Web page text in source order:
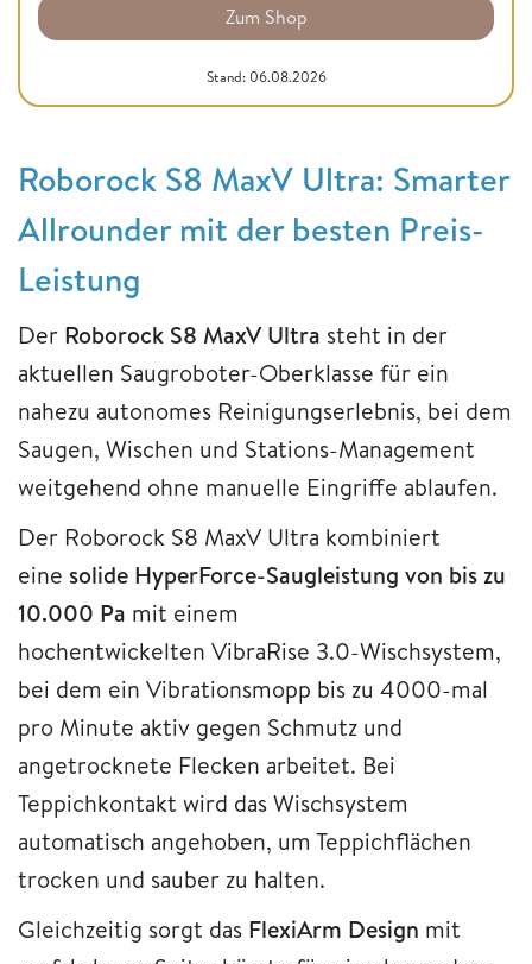
Zum Shop
Stand: 06.08.2026
Roborock S8 MaxV Ultra: Smarter
Allrounder mit der besten Preis-
Leistung
Der Roborock S8 MaxV Ultra steht in der
aktuellen Saugroboter-Oberklasse für ein
nahezu autonomes Reinigungserlebnis, bei dem
Saugen, Wischen und Stations-Management
weitgehend ohne manuelle Eingriffe ablaufen.
Der Roborock S8 MaxV Ultra kombiniert
eine solide HyperForce-Saugleistung von bis zu
10.000 Pa mit einem
hochentwickelten VibraRise 3.0-Wischsystem,
bei dem ein Vibrationsmopp bis zu 4000-mal
pro Minute aktiv gegen Schmutz und
angetrocknete Flecken arbeitet. Bei
Teppichkontakt wird das Wischsystem
automatisch angehoben, um Teppichflächen
trocken und sauber zu halten.
Gleichzeitig sorgt das FlexiArm Design mit